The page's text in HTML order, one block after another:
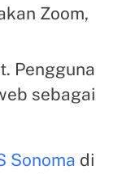
Zoom,
Pengguna
sebagai
Sonoma di